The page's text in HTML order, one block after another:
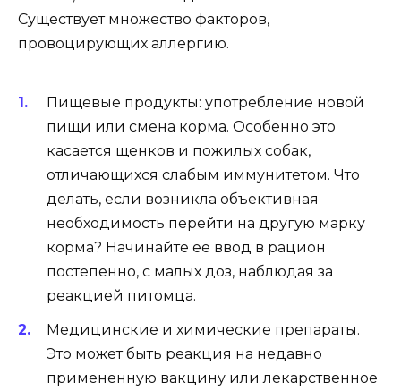
Существует множество факторов,
провоцирующих аллергию.
Пищевые продукты: употребление новой
пищи или смена корма. Особенно это
касается щенков и пожилых собак,
отличающихся слабым иммунитетом. Что
делать, если возникла объективная
необходимость перейти на другую марку
корма? Начинайте ее ввод в рацион
постепенно, с малых доз, наблюдая за
реакцией питомца.
Медицинские и химические препараты.
Это может быть реакция на недавно
примененную вакцину или лекарственное